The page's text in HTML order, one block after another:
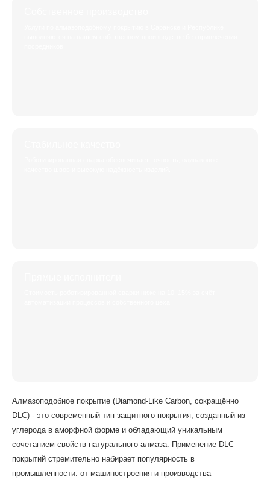
Алмазоподобное покрытие (Diamond-Like Carbon, сокращённо
DLC) - это современный тип защитного покрытия, созданный из
углерода в аморфной форме и обладающий уникальным
сочетанием свойств натурального алмаза. Применение DLC
покрытий стремительно набирает популярность в
промышленности: от машиностроения и производства